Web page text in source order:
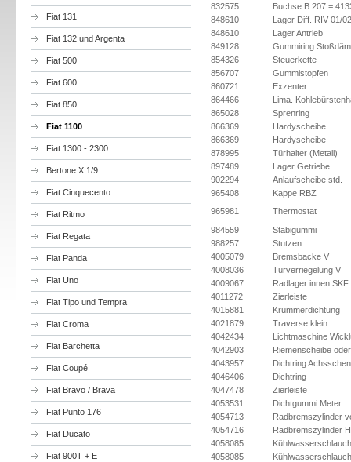
Fiat 131
Fiat 132 und Argenta
Fiat 500
Fiat 600
Fiat 850
Fiat 1100
Fiat 1300 - 2300
Bertone X 1/9
Fiat Cinquecento
Fiat Ritmo
Fiat Regata
Fiat Panda
Fiat Uno
Fiat Tipo und Tempra
Fiat Croma
Fiat Barchetta
Fiat Coupé
Fiat Bravo / Brava
Fiat Punto 176
Fiat Ducato
Fiat 900T + E
832575
Buchse B 207 =
848610
Lager Diff. RIV 01/
848610
Lager Antrieb
849128
Gummiring
854326
Steuerkette
856707
Gummistopfen
860721
Exzenter
864466
Lima.
865028
Sprenring
866369
Hardyscheibe
866369
Hardyscheibe
878995
Türhalter (Metall)
897489
Lager Getriebe
902294
Anlaufscheibe std.
965408
Kappe RBZ
965981
Thermostat
984559
Stabigummi
988257
Stutzen
4005079
Bremsbacke V
4008036
Türverriegelung V
4009067
Radlager innen SKF
4011272
Zierleiste
4015881
Krümmerdichtung
4021879
Traverse klein
4042434
Lichtmaschine
4042903
Riemenscheibe
4043957
Dichtring
4046406
Dichtring
4047478
Zierleiste
4053531
Dichtgummi Meter
4054713
Radbremszylinder
4054716
Radbremszylinder
4058085
Kühlwasserschlauch
4058085
Kühlwasserschlauch